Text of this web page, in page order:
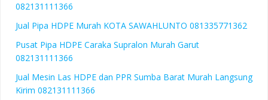
082131111366
Jual Pipa HDPE Murah KOTA SAWAHLUNTO 081335771362
Pusat Pipa HDPE Caraka Supralon Murah Garut
082131111366
Jual Mesin Las HDPE dan PPR Sumba Barat Murah Langsung
Kirim 082131111366